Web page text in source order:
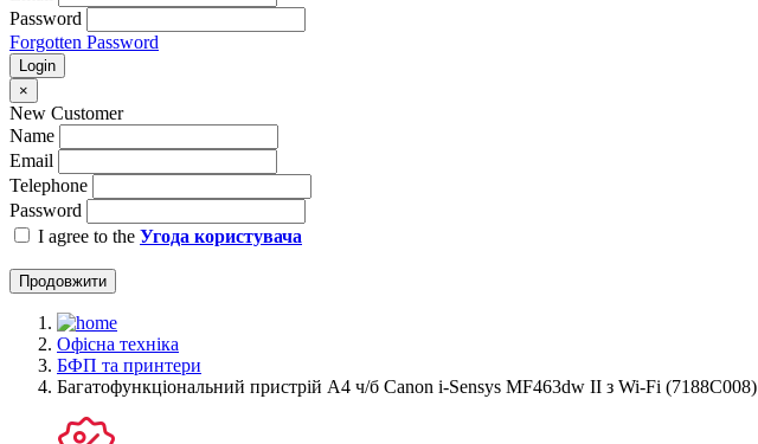
Password
Forgotten Password
Login
×
New Customer
Name
Email
Telephone
Password
I agree to the Угода користувача
Продовжити
Офісна техніка
БФП та принтери
Багатофункціональний пристрій А4 ч/б Canon i-Sensys MF463dw II з Wi-Fi (7188C008)